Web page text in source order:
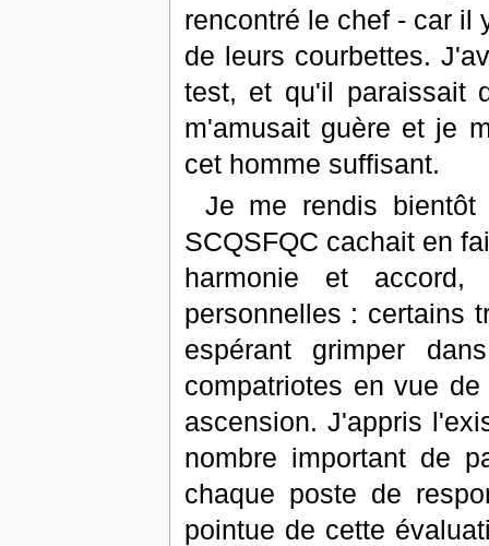
rencontré le chef - car il
de leurs courbettes.
test, et qu'il paraissait
m'amusait guère et je
cet homme suffisant.
Je me rendis
SCQSFQC cachait en
harmonie et
personnelles : certains
espérant grimper
compatriotes en vue
ascension. J'appris
nombre important de
chaque poste de
pointue de cette